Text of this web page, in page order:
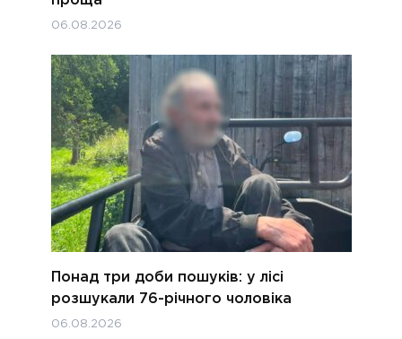
06.08.2026
Понад три доби пошуків: у лісі
розшукали 76-річного чоловіка
06.08.2026